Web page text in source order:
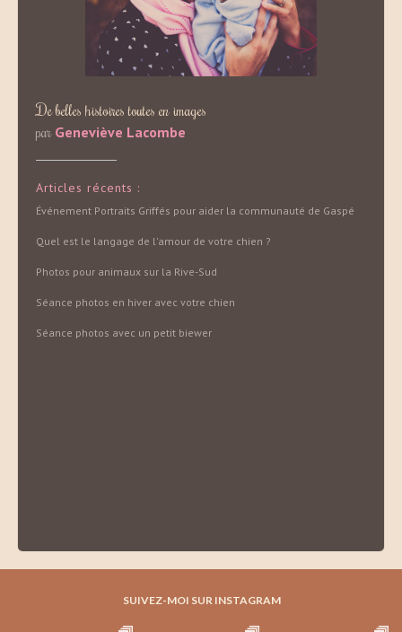
De belles histoires toutes en images
par Geneviève Lacombe
Articles récents :
Événement Portraits Griffés pour aider la communauté de Gaspé
Quel est le langage de l'amour de votre chien ?
Photos pour animaux sur la Rive-Sud
Séance photos en hiver avec votre chien
Séance photos avec un petit biewer
SUIVEZ-MOI SUR INSTAGRAM